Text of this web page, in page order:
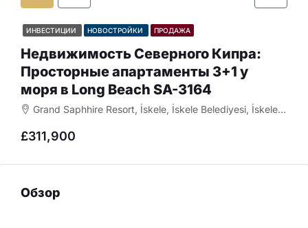
ИНВЕСТИЦИИ НОВОСТРОЙКИ ПРОДАЖА
Недвижимость Северного Кипра:
Просторные апартаменты 3+1 у
моря в Long Beach SA-3164
Grand Saphhire Resort, İskele, İskele Belediyesi, İskele, Kuzey Kıbrıs, 99850, Κύπρος - Kıbrıs
£311,900
Обзор